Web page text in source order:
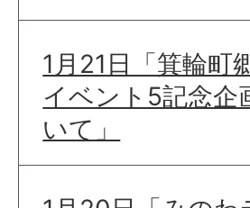
1月21日「箕輪町
イベント5記念企
いて」